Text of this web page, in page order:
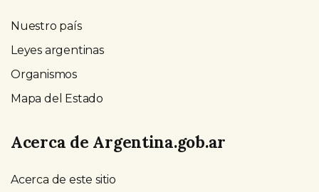
Nuestro país
Leyes argentinas
Organismos
Mapa del Estado
Acerca de Argentina.gob.ar
Acerca de este sitio